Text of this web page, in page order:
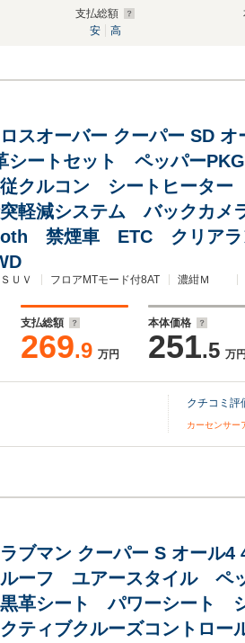
支払総額
安
高
スオーバー クーパー SD オ
シートセット ペッパー
クルコン シートヒーター
軽減システム バックカメ
禁煙車 ETC クリアラ
ＵＶ フロアMTモード付8AT 濃紺Ｍ
支払総額
269.9 万円
本体価格
251.5 万円
クチコミ評
カーセンサー
ブマン クーパー S オール4
ルーフ ユアースタイル ペ
革シート パワーシート
ティブクルーズコントロー